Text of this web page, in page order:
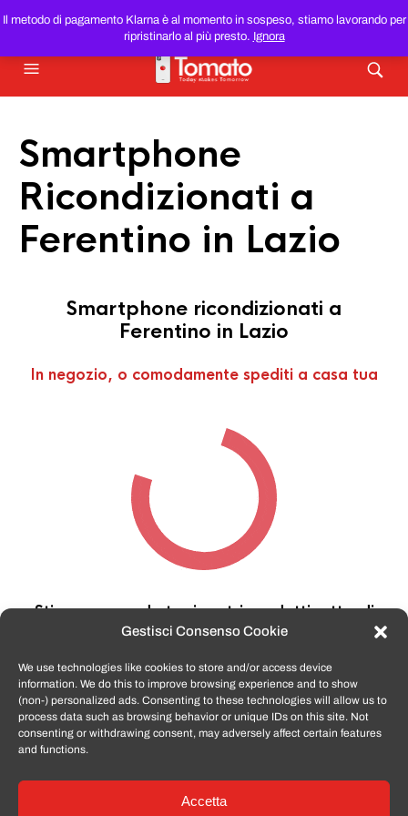
Gestisci Consenso Cookie
We use technologies like cookies to store and/or access device
information. We do this to improve browsing experience and to show
(non-) personalized ads. Consenting to these technologies will allow us to
process data such as browsing behavior or unique IDs on this site. Not
consenting or withdrawing consent, may adversely affect certain features
and functions.
Accetta
Il metodo di pagamento Klarna è al momento in sospeso, stiamo lavorando per
ripristinarlo al più presto. Ignora
SMARTPHONE E TABLET RICONDIZIONATIAL MIGLIOR
PREZZO DEL WEB!
Smartphone
Ricondizionati a
Ferentino in Lazio
Smartphone ricondizionati a
Ferentino in Lazio
In negozio, o comodamente spediti a casa tua
Stiamo cercando tra i nostri prodotti, attendi
qualche secondo…
TomatoSmartphone.itè lo shop n.1 in italia per
smartphone ricondizionati garantiti e certificati
di tutte le marche,APPLE, SAMSUNG, HUAWEI,
ONEPLUS, XIAOMI e tanto altro